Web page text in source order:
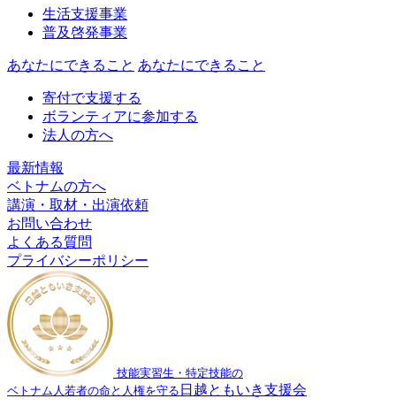
生活支援事業
普及啓発事業
あなたにできること あなたにできること
寄付で支援する
ボランティアに参加する
法人の方へ
最新情報
ベトナムの方へ
講演・取材・出演依頼
お問い合わせ
よくある質問
プライバシーポリシー
技能実習生・特定技能の
ベトナム人若者の命と人権を守る 日越ともいき支援会